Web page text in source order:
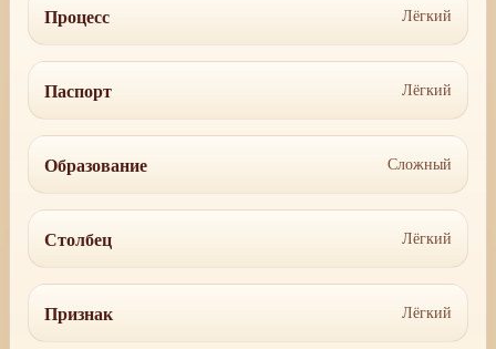
Процесс Лёгкий
Паспорт Лёгкий
Образование Сложный
Столбец Лёгкий
Признак Лёгкий